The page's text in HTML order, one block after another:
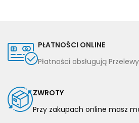
PŁATNOŚCI ONLINE
Płatności obsługują
ZWROTY
Przy zakupach online masz